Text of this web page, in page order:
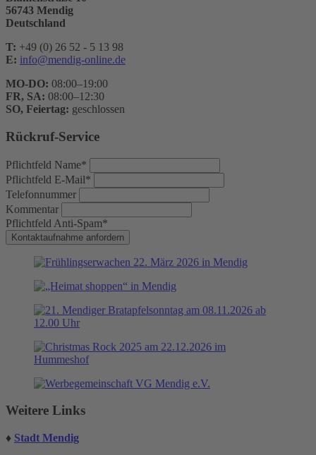
56743 Mendig
Deutschland
T: +49 (0) 26 52 - 5 13 98
E: info@mendig-online.de
MO-DO: 08:00–19:00
FR, SA: 08:00–12:30
SO, Feiertag: geschlossen
Rückruf-Service
Pflichtfeld Name*
Pflichtfeld E-Mail*
Telefonnummer
Kommentar
Pflichtfeld Anti-Spam*
Kontaktaufnahme anfordern
Weitere Links
♦ Stadt Mendig